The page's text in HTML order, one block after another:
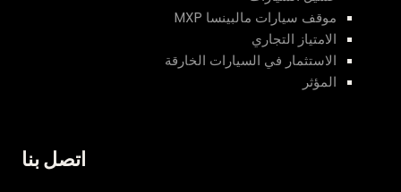
موقف سيارات مالبينسا MXP
الامتياز التجاري
الاستثمار في السيارات الخارقة
المؤثر
اتصل بنا